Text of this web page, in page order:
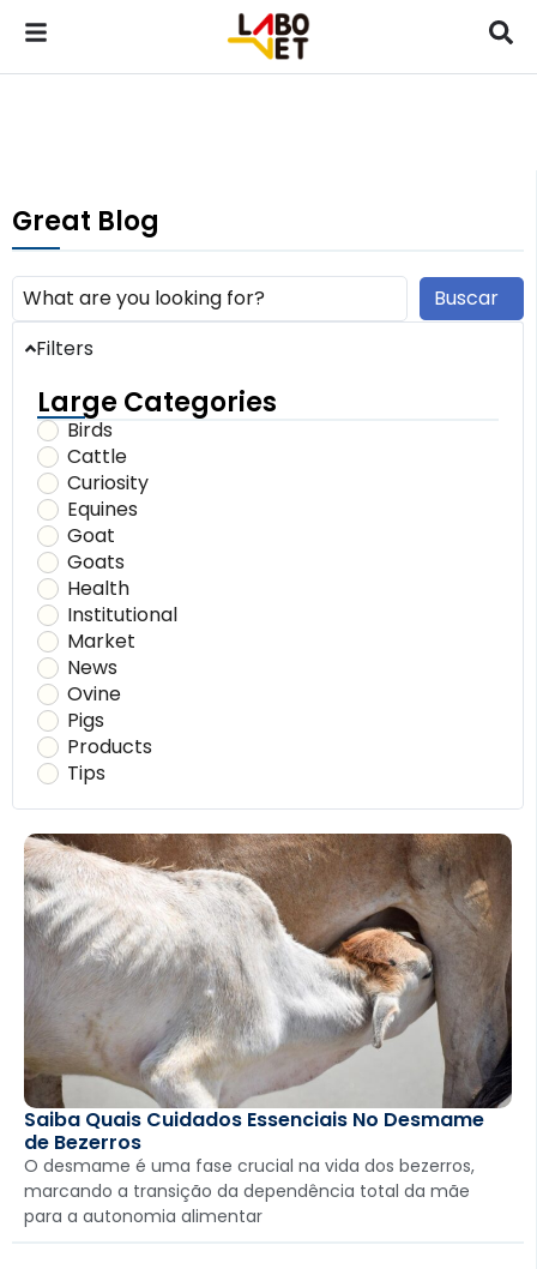
Great Blog
Buscar
Filters
Large Categories
Birds
Cattle
Curiosity
Equines
Goat
Goats
Health
Institutional
Market
News
Ovine
Pigs
Products
Tips
Saiba Quais Cuidados Essenciais No Desmame
de Bezerros
O desmame é uma fase crucial na vida dos bezerros,
marcando a transição da dependência total da mãe
para a autonomia alimentar